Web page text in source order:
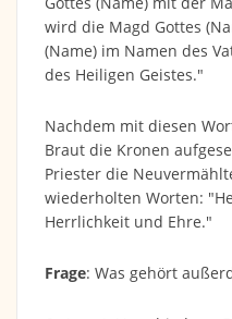
wird die Magd Gottes
(Name) im Namen des
des Heiligen Geistes."
Nachdem mit diesen
Braut die Kronen
Priester die
wiederholten Worten:
Herrlichkeit und Ehre."
Frage: Was gehört